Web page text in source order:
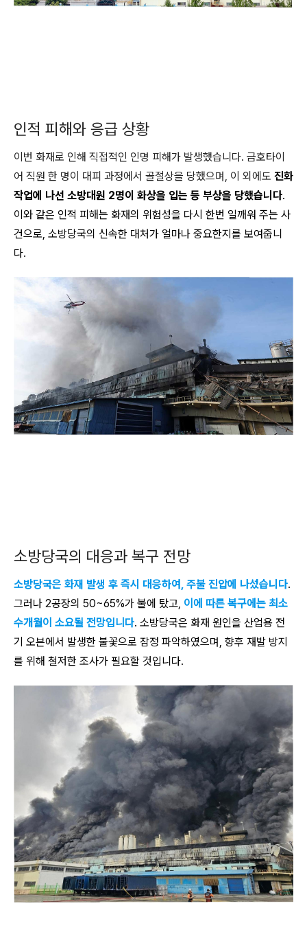
인적 피해와 응급 상황
이번 화재로 인해 직접적인 인명 피해가 발생했습니다. 금호타이
어 직원 한 명이 대피 과정에서 골절상을 당했으며, 이 외에도 진화
작업에 나선 소방대원 2명이 화상을 입는 등 부상을 당했습니다.
이와 같은 인적 피해는 화재의 위험성을 다시 한번 일깨워 주는 사
건으로, 소방당국의 신속한 대처가 얼마나 중요한지를 보여줍니
다.
소방당국의 대응과 복구 전망
소방당국은 화재 발생 후 즉시 대응하여, 주불 진압에 나섰습니다.
그러나 2공장의 50~65%가 불에 탔고, 이에 따른 복구에는 최소
수개월이 소요될 전망입니다. 소방당국은 화재 원인을 산업용 전
기 오븐에서 발생한 불꽃으로 잠정 파악하였으며, 향후 재발 방지
를 위해 철저한 조사가 필요할 것입니다.